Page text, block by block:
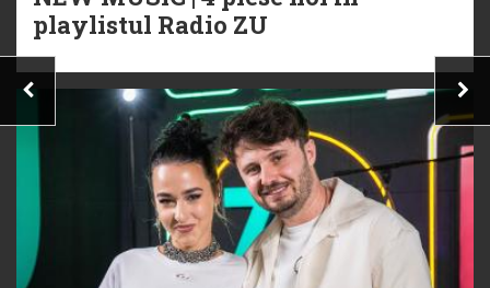
playlistul Radio ZU